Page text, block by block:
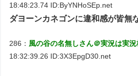
18:48:23.74 ID:ByYNHoSEp.net
ダヨーンカネゴンに違和感が皆無
286： 風の谷の名無しさん＠実況は実
18:32:39.26 ID:3X3EpgD30.net